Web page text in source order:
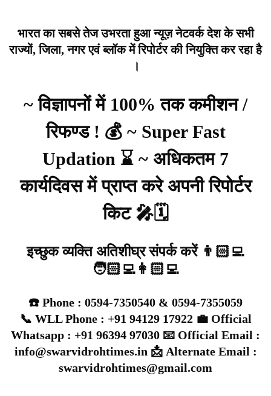
भारत का सबसे तेज उभरता हुआ न्यूज़ नेटवर्क देश के सभी
राज्यों, जिला, नगर एवं ब्लॉक में रिपोर्टर की नियुक्ति कर रहा है
।
~ विज्ञापनों में 100% तक कमीशन /
रिफण्ड ! 💰 ~ Super Fast
Updation ⌛ ~ अधिकतम 7
कार्यदिवस में प्राप्त करे अपनी रिपोर्टर
किट 🎤🗓️
इच्छुक व्यक्ति अतिशीघ्र संपर्क करें 👨🏻‍💻
🧑🏻‍💻👩🏻‍💻
☎️ Phone : 0594-7350540 & 0594-7355059
📞 WLL Phone : +91 94129 17922 💼 Official
Whatsapp : +91 96394 97030 📧 Official Email :
info@swarvidrohtimes.in 📩 Alternate Email :
swarvidrohtimes@gmail.com